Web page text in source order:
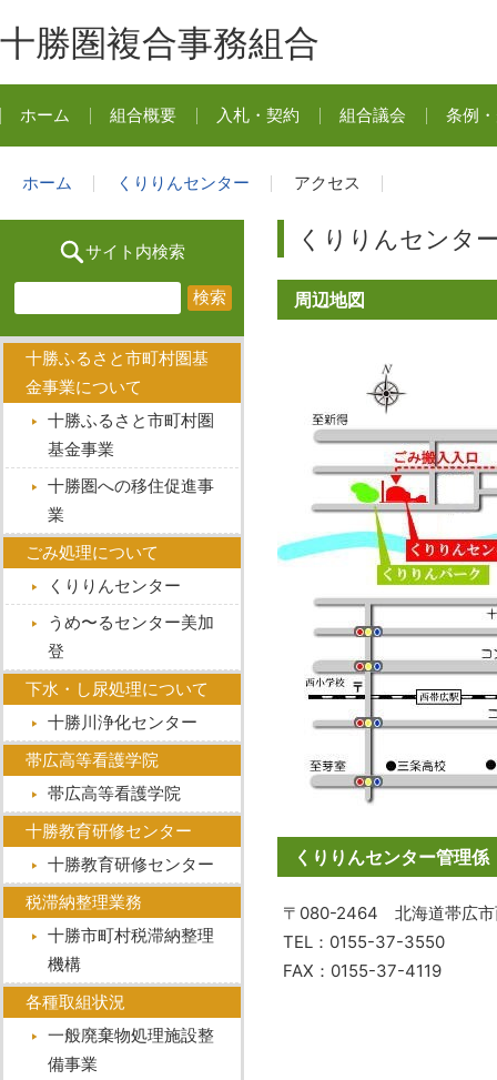
十勝圏複合事務組合
ホーム 組合概要 入札・契約 組合議会 条例
ホーム くりりんセンター アクセス
サイト内検索
十勝ふるさと市町村圏基
金事業について
十勝ふるさと市町村圏
基金事業
十勝圏への移住促進事
業
ごみ処理について
くりりんセンター
うめ〜るセンター美加
登︎
下水・し尿処理について
十勝川浄化センター
帯広高等看護学院
帯広高等看護学院
十勝教育研修センター
十勝教育研修センター
税滞納整理業務
十勝市町村税滞納整理
機構
各種取組状況
一般廃棄物処理施設整
備事業
くりりんセンタ
周辺地図
くりりんセンター管理係
〒080-2464 北海道帯広市
TEL：0155-37-3550
FAX：0155-37-4119